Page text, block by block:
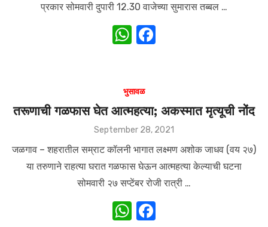
प्रकार सोमवारी दुपारी 12.30 वाजेच्या सुमारास तब्बल …
W
s
A
p
p
b
o
o
k
भुसावळ
तरूणाची गळफास घेत आत्महत्या; अकस्मात मृत्यूची नोंद
Posted
September 28, 2021
जळगाव – शहरातील सम्राट कॉलनी भागात लक्ष्मण अशोक जाधव (वय २७)
या तरुणाने राहत्या घरात गळफास घेऊन आत्महत्या केल्याची घटना
सोमवारी २७ सप्टेंबर रोजी रात्री …
W